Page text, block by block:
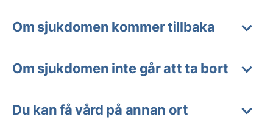
Om sjukdomen kommer tillbaka
Om sjukdomen inte går att ta bort
Du kan få vård på annan ort